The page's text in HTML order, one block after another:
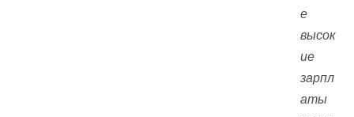
е
высок
ие
зарпл
аты